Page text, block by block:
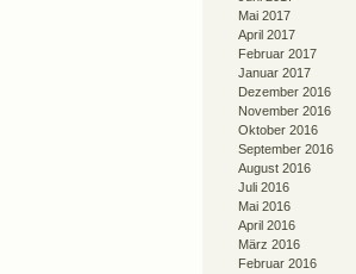
Mai 2017
April 2017
Februar 2017
Januar 2017
Dezember 2016
November 2016
Oktober 2016
September 2016
August 2016
Juli 2016
Mai 2016
April 2016
März 2016
Februar 2016